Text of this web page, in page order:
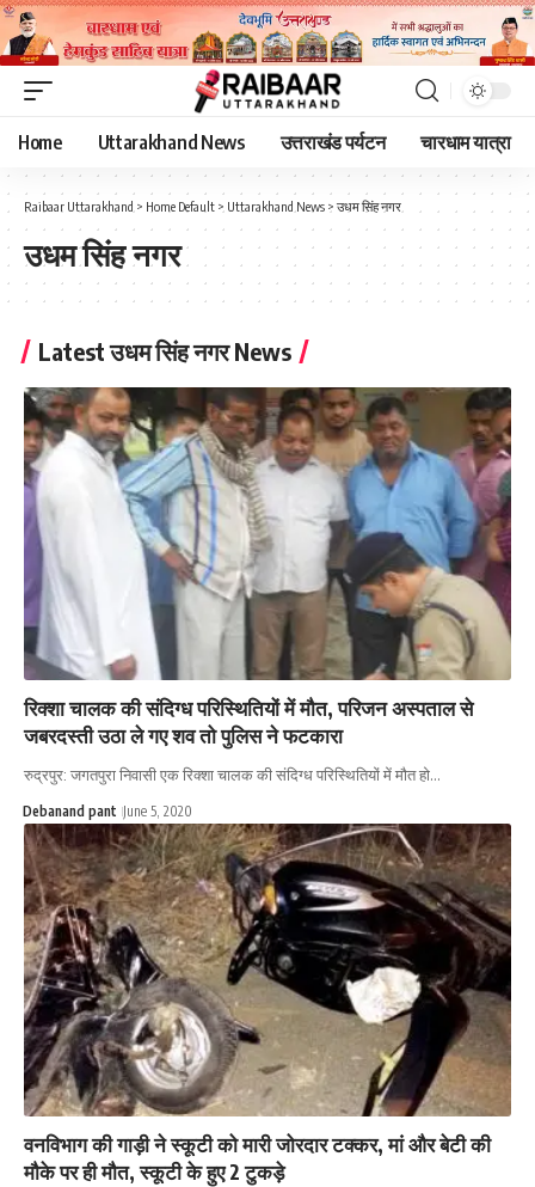
Home Uttarakhand News उत्तराखंड पर्यटन चारधाम यात्रा
Raibaar Uttarakhand > Home Default > Uttarakhand News > उधम सिंह नगर
उधम सिंह नगर
Latest उधम सिंह नगर News
रिक्शा चालक की संदिग्ध परिस्थितियों में मौत, परिजन अस्पताल से
जबरदस्ती उठा ले गए शव तो पुलिस ने फटकारा
रुद्रपुर: जगतपुरा निवासी एक रिक्शा चालक की संदिग्ध परिस्थितियों में मौत हो…
Debanand pant June 5, 2020
वनविभाग की गाड़ी ने स्कूटी को मारी जोरदार टक्कर, मां और बेटी की
मौके पर ही मौत, स्कूटी के हुए 2 टुकड़े